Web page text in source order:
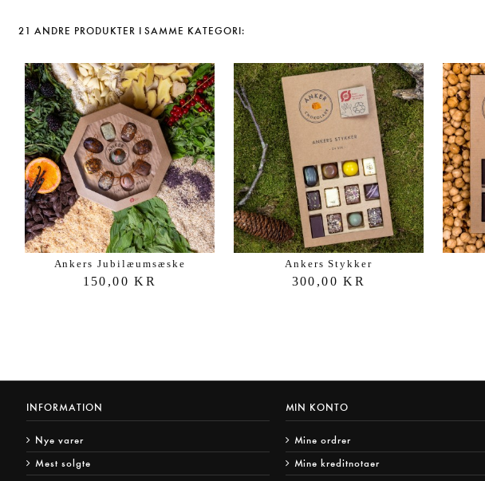
21 ANDRE PRODUKTER I SAMME KATEGORI:
Ankers Jubilæumsæske
150,00 KR
Ankers Stykker
300,00 KR
INFORMATION
Nye varer
Mest solgte
MIN KONTO
Mine ordrer
Mine kreditnotaer